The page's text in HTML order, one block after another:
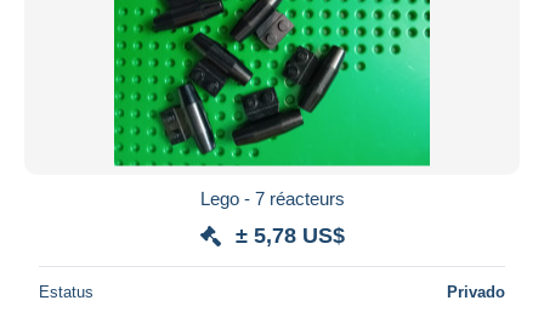
Lego - 7 réacteurs
± 5,78 US$
Estatus Privado